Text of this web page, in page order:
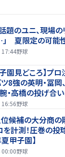
題のユニ、現場
夏限定の可能
野球
園見どころ】プ
ツ8強の英明・冨
・高橋の投げ合
野球
位候補の大分商
計測！圧巻の投
甲子園】
野球